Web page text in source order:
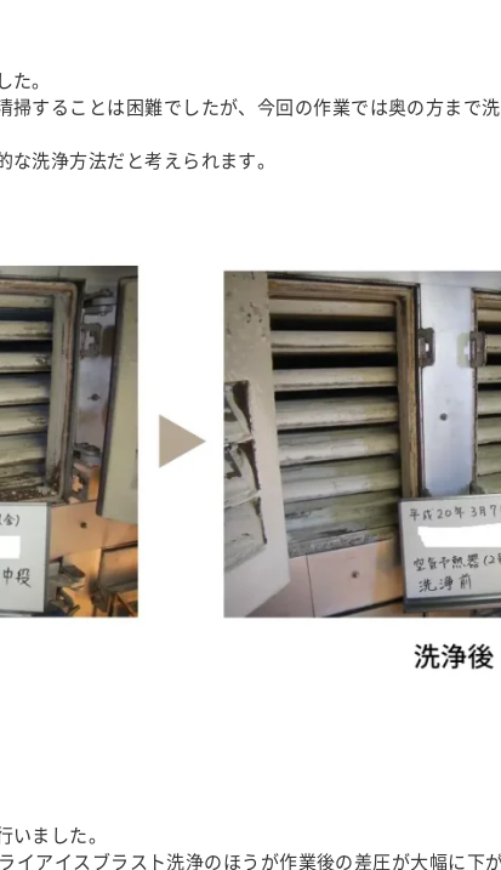
。
することは困難でしたが、今回の作業では奥の方まで
洗浄方法だと考えられます。
ました。
アイスブラスト洗浄のほうが作業後の差圧が大幅に下が